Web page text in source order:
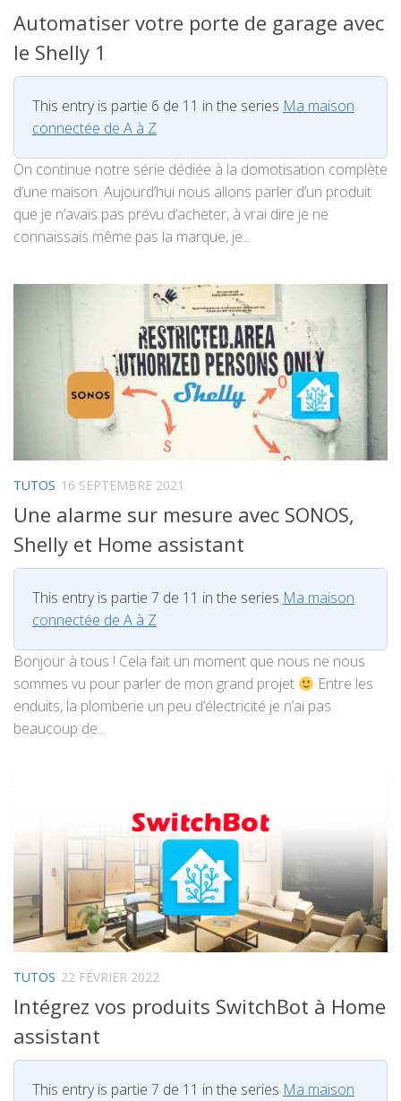
Automatiser votre porte de garage avec
le Shelly 1
This entry is partie 6 de 11 in the series Ma maison
connectée de A à Z
On continue notre série dédiée à la domotisation complète
d’une maison. Aujourd’hui nous allons parler d’un produit
que je n’avais pas prévu d’acheter, à vrai dire je ne
connaissais même pas la marque, je...
TUTOS 16 SEPTEMBRE 2021
Une alarme sur mesure avec SONOS,
Shelly et Home assistant
This entry is partie 7 de 11 in the series Ma maison
connectée de A à Z
Bonjour à tous ! Cela fait un moment que nous ne nous
sommes vu pour parler de mon grand projet
Entre les
enduits, la plomberie un peu d’électricité je n’ai pas
beaucoup de...
TUTOS 22 FÉVRIER 2022
Intégrez vos produits SwitchBot à Home
assistant
This entry is partie 7 de 11 in the series Ma maison